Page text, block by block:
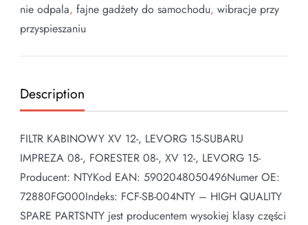
nie odpala, fajne gadżety do samochodu, wibracje przy
przyspieszaniu
Description
FILTR KABINOWY XV 12-, LEVORG 15-SUBARU
IMPREZA 08-, FORESTER 08-, XV 12-, LEVORG 15-
Producent: NTYKod EAN: 5902048050496Numer OE:
72880FG000Indeks: FCF-SB-004NTY – HIGH QUALITY
SPARE PARTSNTY jest producentem wysokiej klasy części